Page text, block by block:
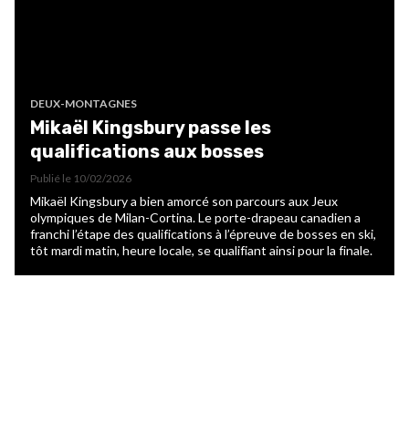
DEUX-MONTAGNES
Mikaël Kingsbury passe les
qualifications aux bosses
Publié le 10/02/2026
Mikaël Kingsbury a bien amorcé son parcours aux Jeux
olympiques de Milan-Cortina. Le porte-drapeau canadien a
franchi l’étape des qualifications à l’épreuve de bosses en ski,
tôt mardi matin, heure locale, se qualifiant ainsi pour la finale.